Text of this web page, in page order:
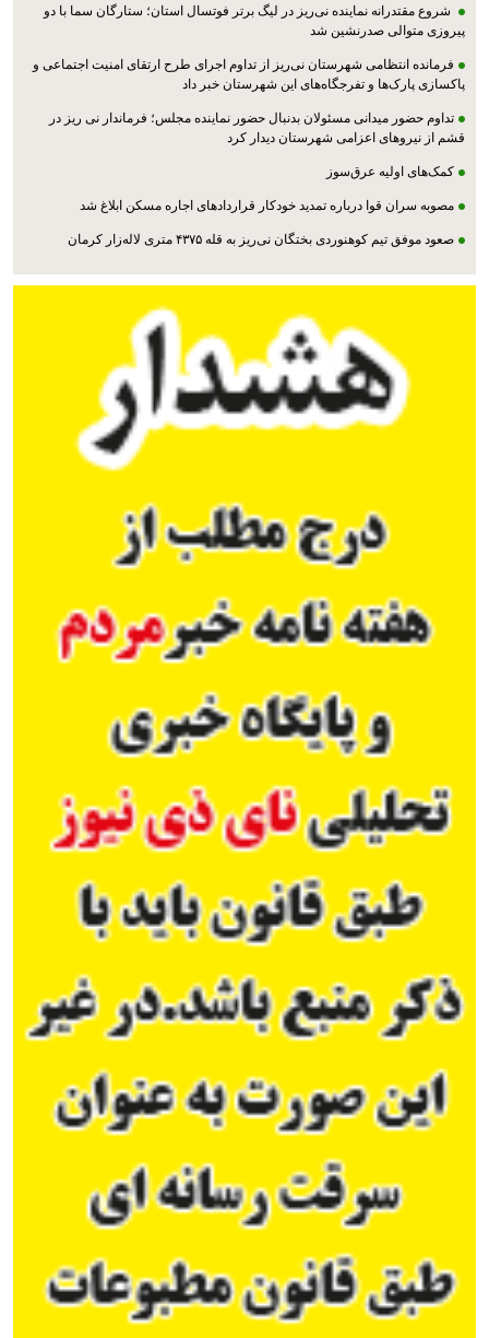
شروع مقتدرانه نماینده نی‌ریز در لیگ برتر فوتسال استان؛ ستارگان سما با دو
پیروزی متوالی صدرنشین شد
فرمانده انتظامی شهرستان نی‌ریز از تداوم اجرای طرح ارتقای امنیت اجتماعی و
پاکسازی پارک‌ها و تفرجگاه‌های این شهرستان خبر داد
تداوم حضور میدانی مسئولان بدنبال حضور نماینده مجلس؛ فرماندار نی ریز در
قشم از نیروهای اعزامی شهرستان دیدار کرد
کمک‌های اولیه عرق‌سوز
مصوبه سران قوا درباره تمدید خودکار قراردادهای اجاره مسکن ابلاغ شد
صعود موفق تیم کوهنوردی بختگان نی‌ریز به قله ۴۳۷۵ متری لاله‌زار کرمان